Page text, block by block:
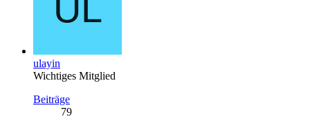
ulayin
Wichtiges Mitglied
Beiträge
79